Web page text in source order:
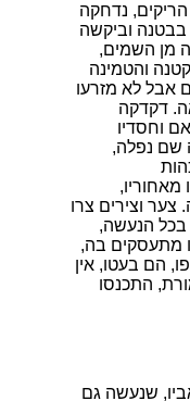
נדחקה
וביקשה
מן השמים,
והטמינה
אבל לא מזרעו
דקדקה
וחסדיו
שם נפלה,
מאחוריו,
צער וצירים צרו
בכל הנעשה,
מתעסקים בה,
הם בעטו, אין
התכנסו
שנעשה גם